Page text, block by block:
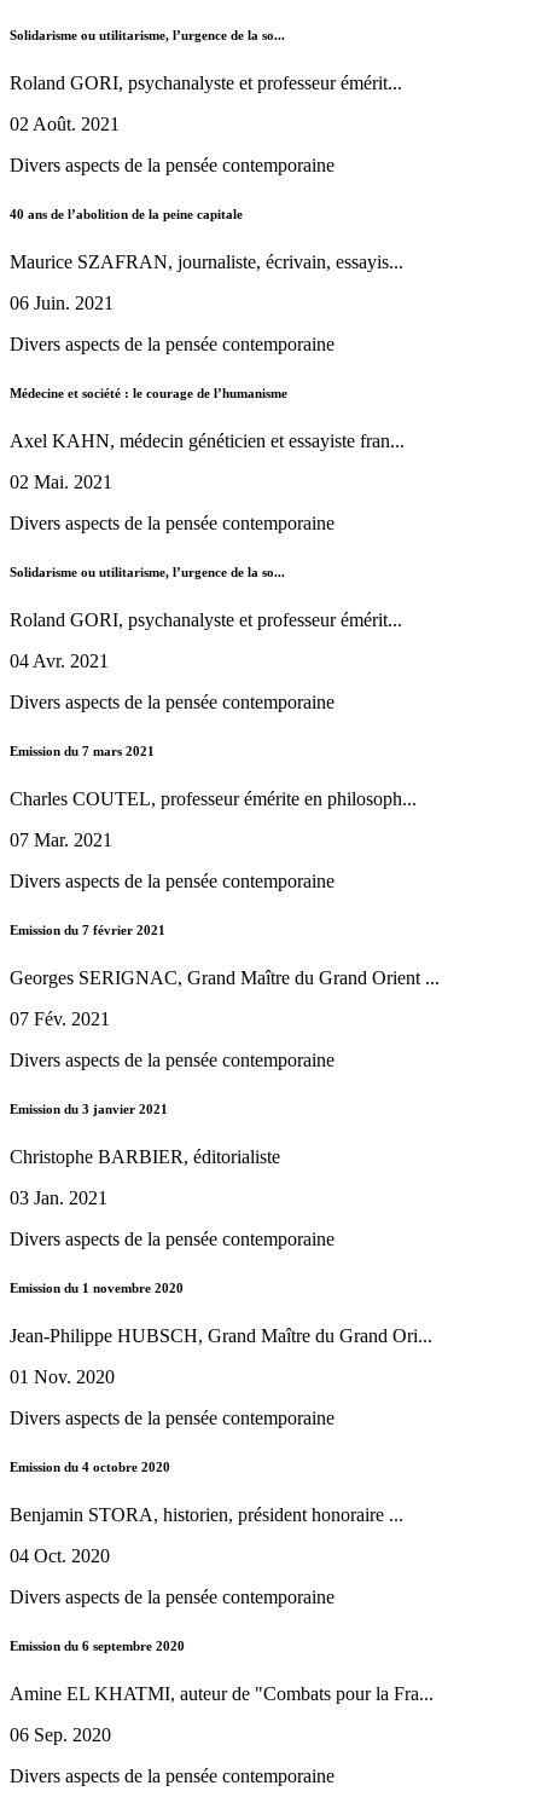
Solidarisme ou utilitarisme, l’urgence de la so...
Roland GORI, psychanalyste et professeur émérit...
02 Août. 2021
Divers aspects de la pensée contemporaine
40 ans de l’abolition de la peine capitale
Maurice SZAFRAN, journaliste, écrivain, essayis...
06 Juin. 2021
Divers aspects de la pensée contemporaine
Médecine et société : le courage de l’humanisme
Axel KAHN, médecin généticien et essayiste fran...
02 Mai. 2021
Divers aspects de la pensée contemporaine
Solidarisme ou utilitarisme, l’urgence de la so...
Roland GORI, psychanalyste et professeur émérit...
04 Avr. 2021
Divers aspects de la pensée contemporaine
Emission du 7 mars 2021
Charles COUTEL, professeur émérite en philosoph...
07 Mar. 2021
Divers aspects de la pensée contemporaine
Emission du 7 février 2021
Georges SERIGNAC, Grand Maître du Grand Orient ...
07 Fév. 2021
Divers aspects de la pensée contemporaine
Emission du 3 janvier 2021
Christophe BARBIER, éditorialiste
03 Jan. 2021
Divers aspects de la pensée contemporaine
Emission du 1 novembre 2020
Jean-Philippe HUBSCH, Grand Maître du Grand Ori...
01 Nov. 2020
Divers aspects de la pensée contemporaine
Emission du 4 octobre 2020
Benjamin STORA, historien, président honoraire ...
04 Oct. 2020
Divers aspects de la pensée contemporaine
Emission du 6 septembre 2020
Amine EL KHATMI, auteur de "Combats pour la Fra...
06 Sep. 2020
Divers aspects de la pensée contemporaine